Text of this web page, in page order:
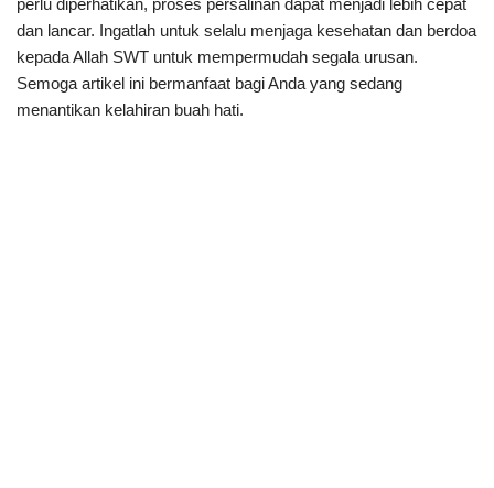
perlu diperhatikan, proses persalinan dapat menjadi lebih cepat
dan lancar. Ingatlah untuk selalu menjaga kesehatan dan berdoa
kepada Allah SWT untuk mempermudah segala urusan.
Semoga artikel ini bermanfaat bagi Anda yang sedang
menantikan kelahiran buah hati.